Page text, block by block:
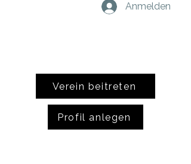
Anmelden
Verein beitreten
Profil anlegen